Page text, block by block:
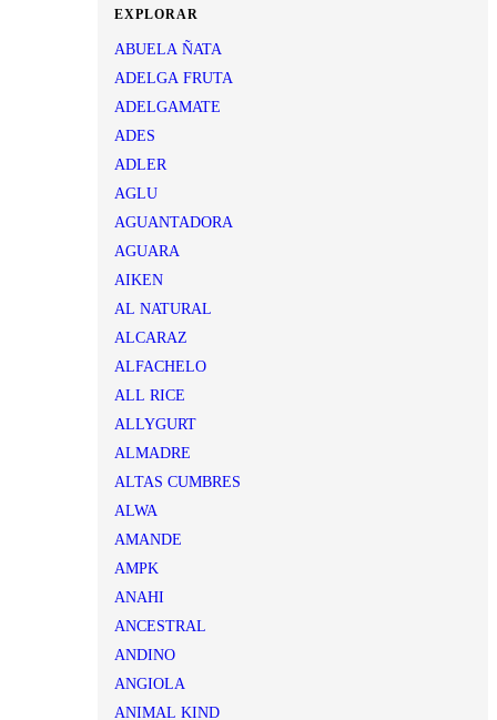
EXPLORAR
ABUELA ÑATA
ADELGA FRUTA
ADELGAMATE
ADES
ADLER
AGLU
AGUANTADORA
AGUARA
AIKEN
AL NATURAL
ALCARAZ
ALFACHELO
ALL RICE
ALLYGURT
ALMADRE
ALTAS CUMBRES
ALWA
AMANDE
AMPK
ANAHI
ANCESTRAL
ANDINO
ANGIOLA
ANIMAL KIND